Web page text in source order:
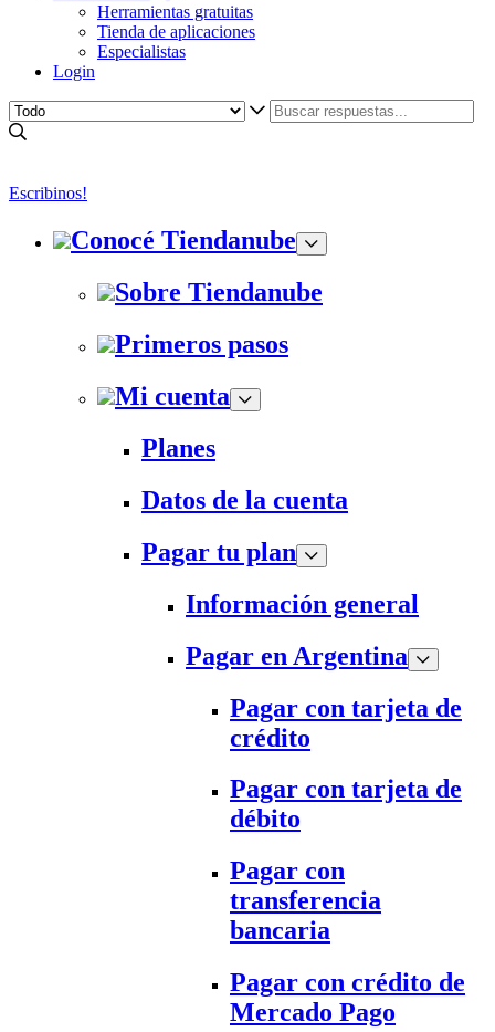
Herramientas gratuitas
Tienda de aplicaciones
Especialistas
Login
Escribinos!
Conocé Tiendanube
Sobre Tiendanube
Primeros pasos
Mi cuenta
Planes
Datos de la cuenta
Pagar tu plan
Información general
Pagar en Argentina
Pagar con tarjeta de
crédito
Pagar con tarjeta de
débito
Pagar con
transferencia
bancaria
Pagar con crédito de
Mercado Pago